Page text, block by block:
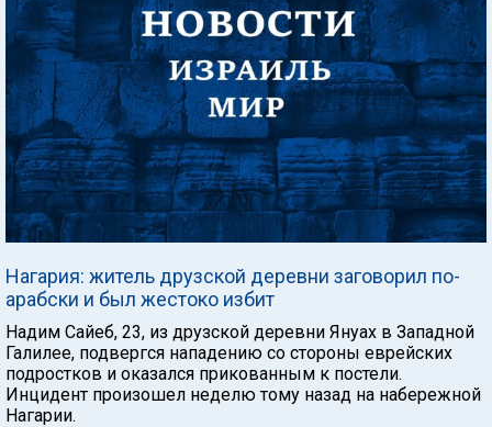
Нагария: житель друзской деревни заговорил по-
арабски и был жестоко избит
Надим Сайеб, 23, из друзской деревни Януах в Западной
Галилее, подвергся нападению со стороны еврейских
подростков и оказался прикованным к постели.
Инцидент произошел неделю тому назад на набережной
Нагарии.